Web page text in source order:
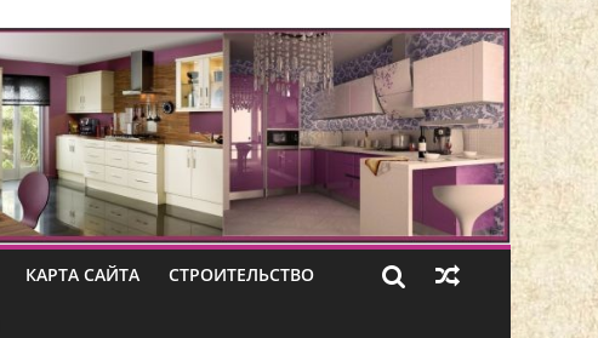
КАРТА САЙТА СТРОИТЕЛЬСТВО